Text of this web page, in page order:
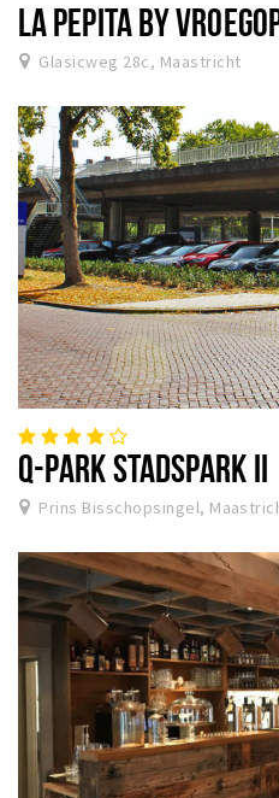
LA PEPITA BY
Glasicweg 28c, Maastricht
Q-PARK STADSPARK II
Prins Bisschopsingel,